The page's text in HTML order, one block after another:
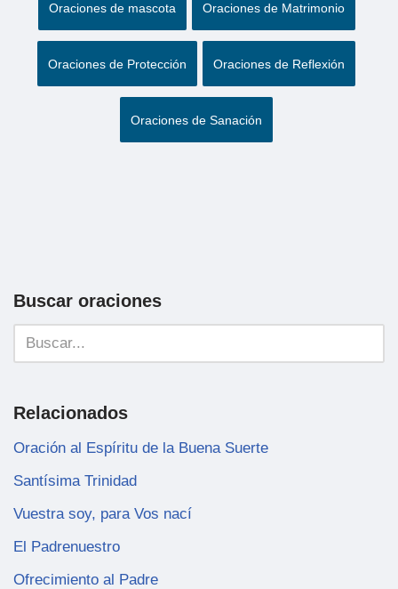
Oraciones de mascota Oraciones de Matrimonio
Oraciones de Protección Oraciones de Reflexión
Oraciones de Sanación
Buscar oraciones
Relacionados
Oración al Espíritu de la Buena Suerte
Santísima Trinidad
Vuestra soy, para Vos nací
El Padrenuestro
Ofrecimiento al Padre